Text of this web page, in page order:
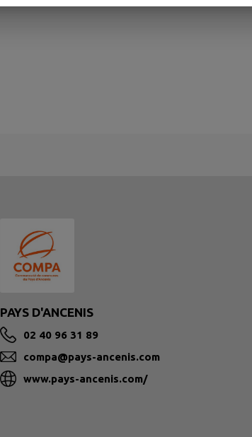
PAYS D'ANCENIS
02 40 96 31 89
compa@pays-ancenis.com
www.pays-ancenis.com/